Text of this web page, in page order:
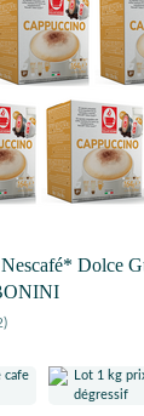
Dolce
)